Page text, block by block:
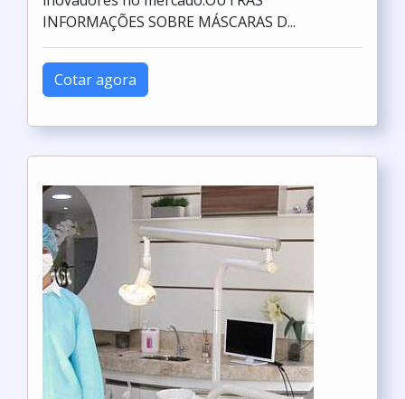
INFORMAÇÕES SOBRE MÁSCARAS D...
Cotar agora